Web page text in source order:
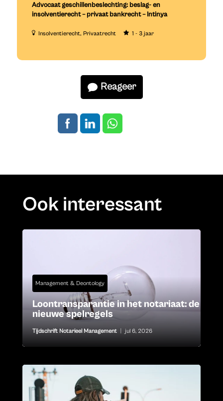
Advocaat geschillenbeslechting: beslag- en
insolventierecht – privaat bankrecht – Intinya
Insolventierecht Privaatrecht 1 - 3 jaar
Reageer
Ook interessant
Management & Deontology
Loontransparantie in het notariaat: de
nieuwe spelregels
Tijdschrift Notarieel Management jul 6, 2026